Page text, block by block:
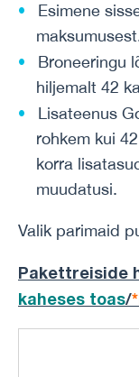
Esimene
Broneeringu
hiljemalt 42
Lisateenus
rohkem kui
korra
muudatusi.
Valik parimaid
Pakettreiside
kaheses toas/